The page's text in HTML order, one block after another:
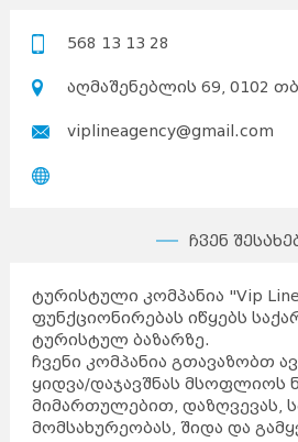
568 13 13 28
აღმაშენებლის 69, 0102
viplineagency@gmail.com
ჩვენ
ტურისტული კომპანია "Vip Line
ფუნქციონირებას იწყებს
ტურისტულ ბაზარზე.
ჩვენი კომპანია გთავაზობთ
ყიდვა/დაჯავშნას მსოფლიოს
მიმართულებით, დაზღვევას,
მომსახურეობას, შიდა და